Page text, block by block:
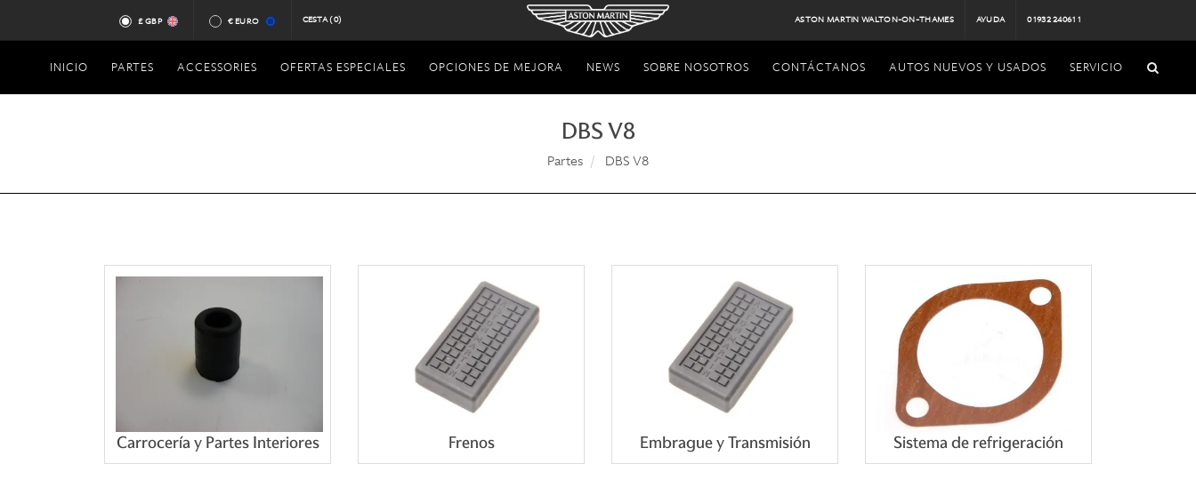
£ GBP € EURO CESTA(0) ASTON MARTIN WALTON-ON-THAMES AYUDA 01932 240611
INICIO PARTES ACCESSORIES OFERTAS ESPECIALES OPCIONES DE MEJORA NEWS SOBRE NOSOTROS CONTÁCTANOS AUTOS NUEVOS Y USADOS SERVICIO
DBS V8
Partes DBS V8
Carrocería y Partes Interiores Frenos Embrague y Transmisión Sistema de refrigeración